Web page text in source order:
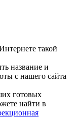
такой
название и
с нашего сайта
готовых
найти в